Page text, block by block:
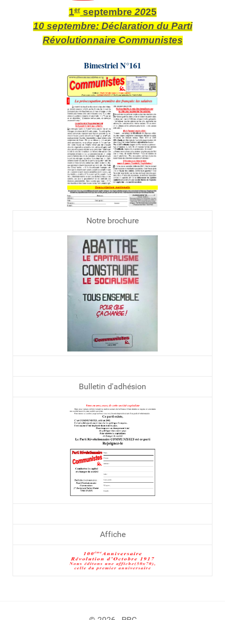
1erseptembre 2025
10 septembre: Déclaration du Parti
Révolutionnaire Communistes
Bimestriel N°161
Notre brochure
Bulletin d'adhésion
Affiche